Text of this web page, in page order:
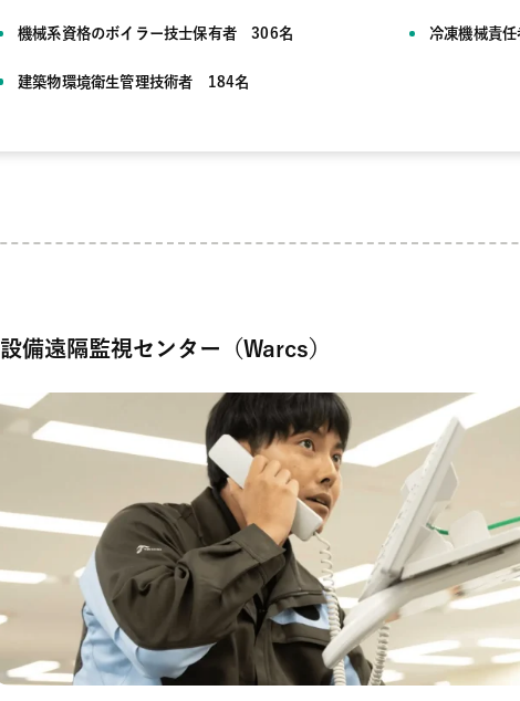
機械系資格のボイラー技士保有者 306名
建築物環境衛生管理技術者 184名
冷凍機械責
設備遠隔監視センター（Warcs）